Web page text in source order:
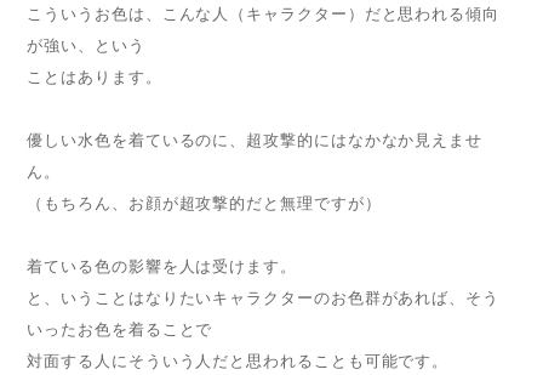
こういうお色は、こんな人（キャラクター）だと思われる傾向
が強い、という
ことはあります。
優しい水色を着ているのに、超攻撃的にはなかなか見えませ
ん。
（もちろん、お顔が超攻撃的だと無理ですが）
着ている色の影響を人は受けます。
と、いうことはなりたいキャラクターのお色群があれば、そう
いったお色を着ることで
対面する人にそういう人だと思われることも可能です。